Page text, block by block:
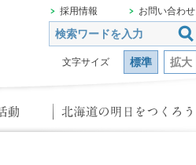
文字サイズ 標準 拡大
採用情報 お問い合わせ